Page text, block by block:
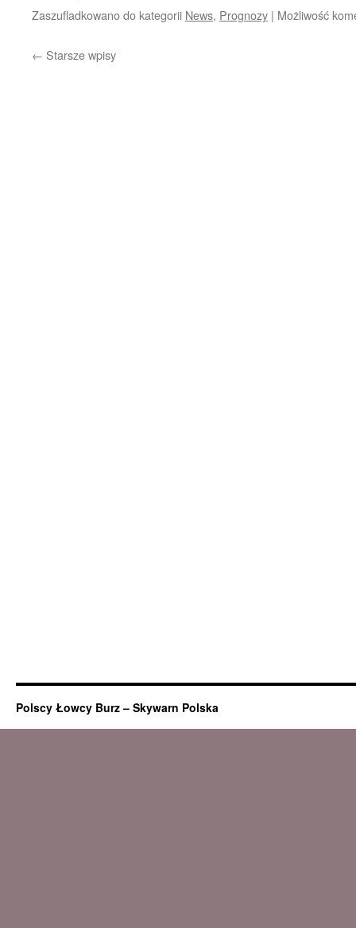
Zaszufladkowano do kategorii News, Prognozy | Możliwość
← Starsze wpisy
Polscy Łowcy Burz – Skywarn Polska